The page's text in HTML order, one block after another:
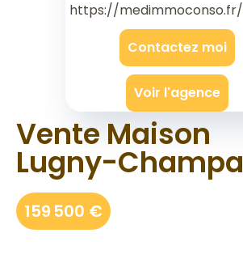
https://
Contactez moi
Voir l'agence
Vente Maison
Lugny-
159 500 €